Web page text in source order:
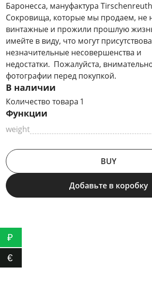
Баронесса, мануфактура
Сокровища, которые мы продаем, не
винтажные и прожили прошлую
имейте в виду, что могут
незначительные несовершенства и
недостатки. Пожалуйста,
фотографии перед покупкой.
В наличии
Количество товара 1
Функции
weight
BUY
Добавьте в коробку
₽
€